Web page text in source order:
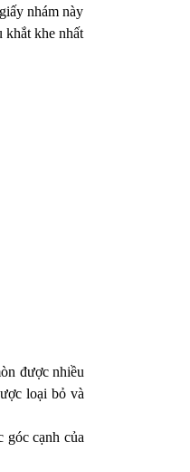
nhám này
khắt khe nhất
được nhiều
loại bỏ và
góc cạnh của